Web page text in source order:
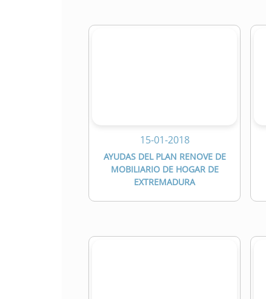
15-01-2018
AYUDAS DEL PLAN RENOVE DE
MOBILIARIO DE HOGAR DE
EXTREMADURA